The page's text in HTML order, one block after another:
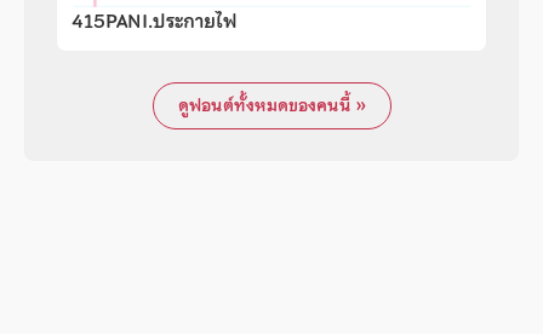
415PANI.ประกายไฟ
ดูฟอนต์ทั้งหมดของคนนี้ »